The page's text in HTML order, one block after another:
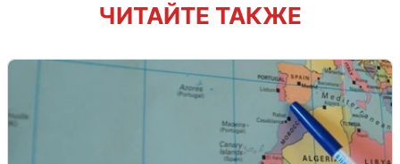
ЧИТАЙТЕ ТАКЖЕ